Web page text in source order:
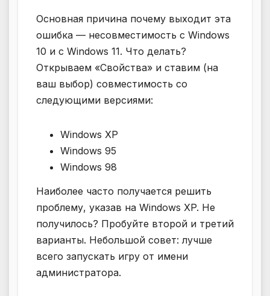
Основная причина почему выходит эта
ошибка — несовместимость с Windows
10 и с Windows 11. Что делать?
Открываем «Свойства» и ставим (на
ваш выбор) совместимость со
следующими версиями:
Windows XP
Windows 95
Windows 98
Наиболее часто получается решить
проблему, указав на Windows XP. Не
получилось? Пробуйте второй и третий
варианты. Небольшой совет: лучше
всего запускать игру от имени
администратора.